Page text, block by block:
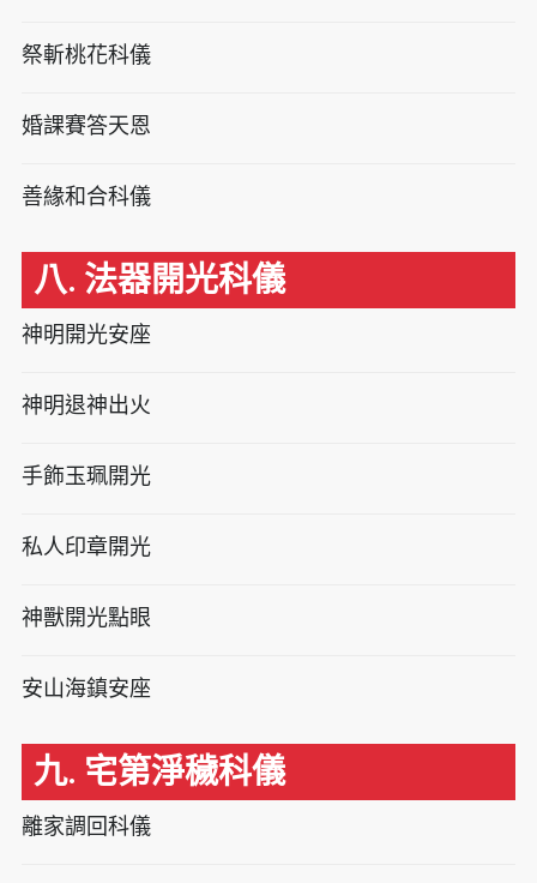
祭斬桃花科儀
婚課賽答天恩
善緣和合科儀
八. 法器開光科儀
神明開光安座
神明退神出火
手飾玉珮開光
私人印章開光
神獸開光點眼
安山海鎮安座
九. 宅第淨穢科儀
離家調回科儀